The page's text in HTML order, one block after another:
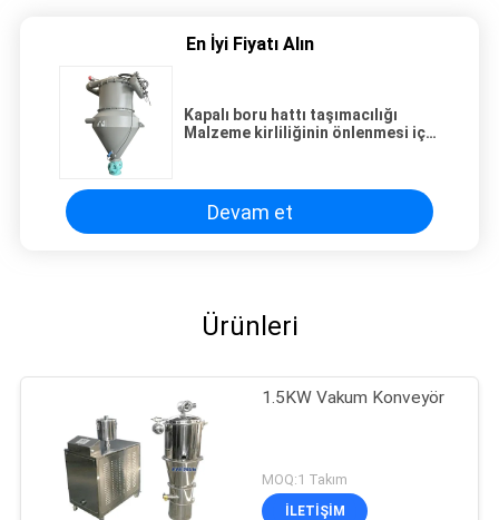
En İyi Fiyatı Alın
Kapalı boru hattı taşımacılığı
Malzeme kirliliğinin önlenmesi için
Devam et
Ürünleri
1.5KW Vakum Konveyör
MOQ:1 Takım
İLETIŞIM